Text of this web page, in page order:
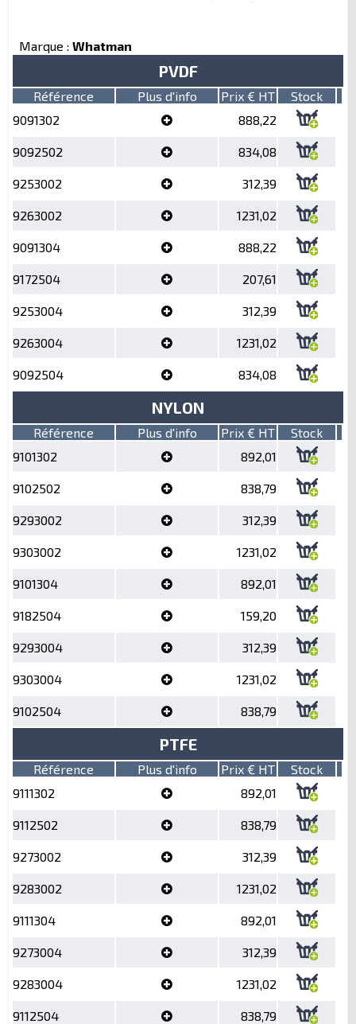
Marque : Whatman
PVDF
Référence Plus d'info Prix € HT
Stock
9091302
888,22
9092502 834,08
9253002 312,39
9263002 1231,02
9091304 888,22
9172504 207,61
9253004 312,39
9263004 1231,02
9092504 834,08
NYLON
Référence Plus d'info Prix € HT
Stock
9101302
892,01
9102502 838,79
9293002 312,39
9303002 1231,02
9101304 892,01
9182504 159,20
9293004 312,39
9303004 1231,02
9102504 838,79
PTFE
Référence Plus d'info Prix € HT
Stock
9111302
892,01
9112502 838,79
9273002 312,39
9283002 1231,02
9111304 892,01
9273004 312,39
9283004 1231,02
9112504 838,79